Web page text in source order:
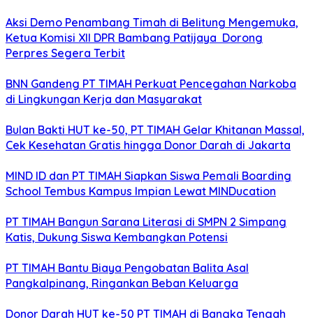
Aksi Demo Penambang Timah di Belitung Mengemuka,
Ketua Komisi XII DPR Bambang Patijaya Dorong
Perpres Segera Terbit
BNN Gandeng PT TIMAH Perkuat Pencegahan Narkoba
di Lingkungan Kerja dan Masyarakat
Bulan Bakti HUT ke-50, PT TIMAH Gelar Khitanan Massal,
Cek Kesehatan Gratis hingga Donor Darah di Jakarta
MIND ID dan PT TIMAH Siapkan Siswa Pemali Boarding
School Tembus Kampus Impian Lewat MINDucation
PT TIMAH Bangun Sarana Literasi di SMPN 2 Simpang
Katis, Dukung Siswa Kembangkan Potensi
PT TIMAH Bantu Biaya Pengobatan Balita Asal
Pangkalpinang, Ringankan Beban Keluarga
Donor Darah HUT ke-50 PT TIMAH di Bangka Tengah